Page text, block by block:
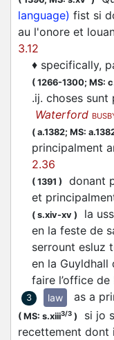
language) fist si
au l'onore et
3.12
♦ specifically,
( 1266-1300; MS:
.ij. choses sunt
Waterford
( a.1382; MS:
principalment
2.36
( 1391 )
donant
et
( s.xiv-xv )
la
en la feste de
serrount esluz
en la
faire l’office
3 law as a
( MS: s.xiii3/3 )
si jo
recettement dont